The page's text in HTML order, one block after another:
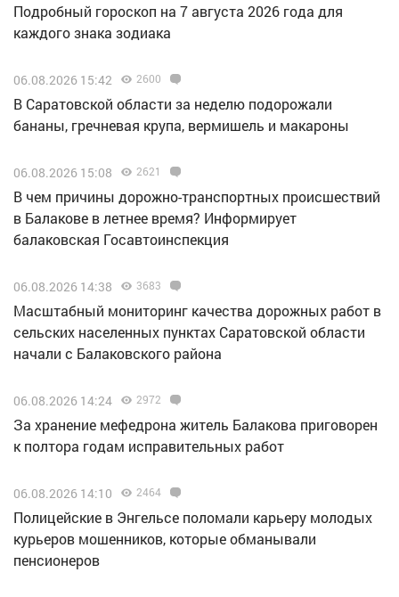
Подробный гороскоп на 7 августа 2026 года для
каждого знака зодиака
06.08.2026 15:42 2600
В Саратовской области за неделю подорожали
бананы, гречневая крупа, вермишель и макароны
06.08.2026 15:08 2621
В чем причины дорожно-транспортных происшествий
в Балакове в летнее время? Информирует
балаковская Госавтоинспекция
06.08.2026 14:38 3683
Масштабный мониторинг качества дорожных работ в
сельских населенных пунктах Саратовской области
начали с Балаковского района
06.08.2026 14:24 2972
За хранение мефедрона житель Балакова приговорен
к полтора годам исправительных работ
06.08.2026 14:10 2464
Полицейские в Энгельсе поломали карьеру молодых
курьеров мошенников, которые обманывали
пенсионеров